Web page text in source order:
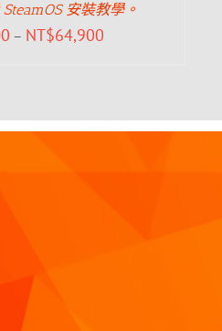
安裝教學。
– NT$64,900